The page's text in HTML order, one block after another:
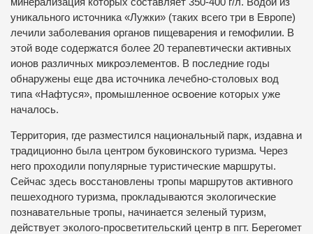
минерализация которых составляет 350-400 г/л. Водой из
уникального источника «Лужки» (таких всего три в Европе)
лечили заболевания органов пищеварения и гемофилии. В
этой воде содержатся более 20 терапевтически активных
ионов различных микроэлементов. В последние годы
обнаружены еще два источника лечебно-столовых вод
типа «Нафтуся», промышленное освоение которых уже
началось.
Территория, где разместился национальный парк, издавна и
традиционно была центром буковинского туризма. Через
него проходили популярные туристические маршруты.
Сейчас здесь восстановлены тропы маршрутов активного
пешеходного туризма, прокладываются экологические
познавательные тропы, начинается зеленый туризм,
действует эколого-просветительский центр в пгт. Берегомет